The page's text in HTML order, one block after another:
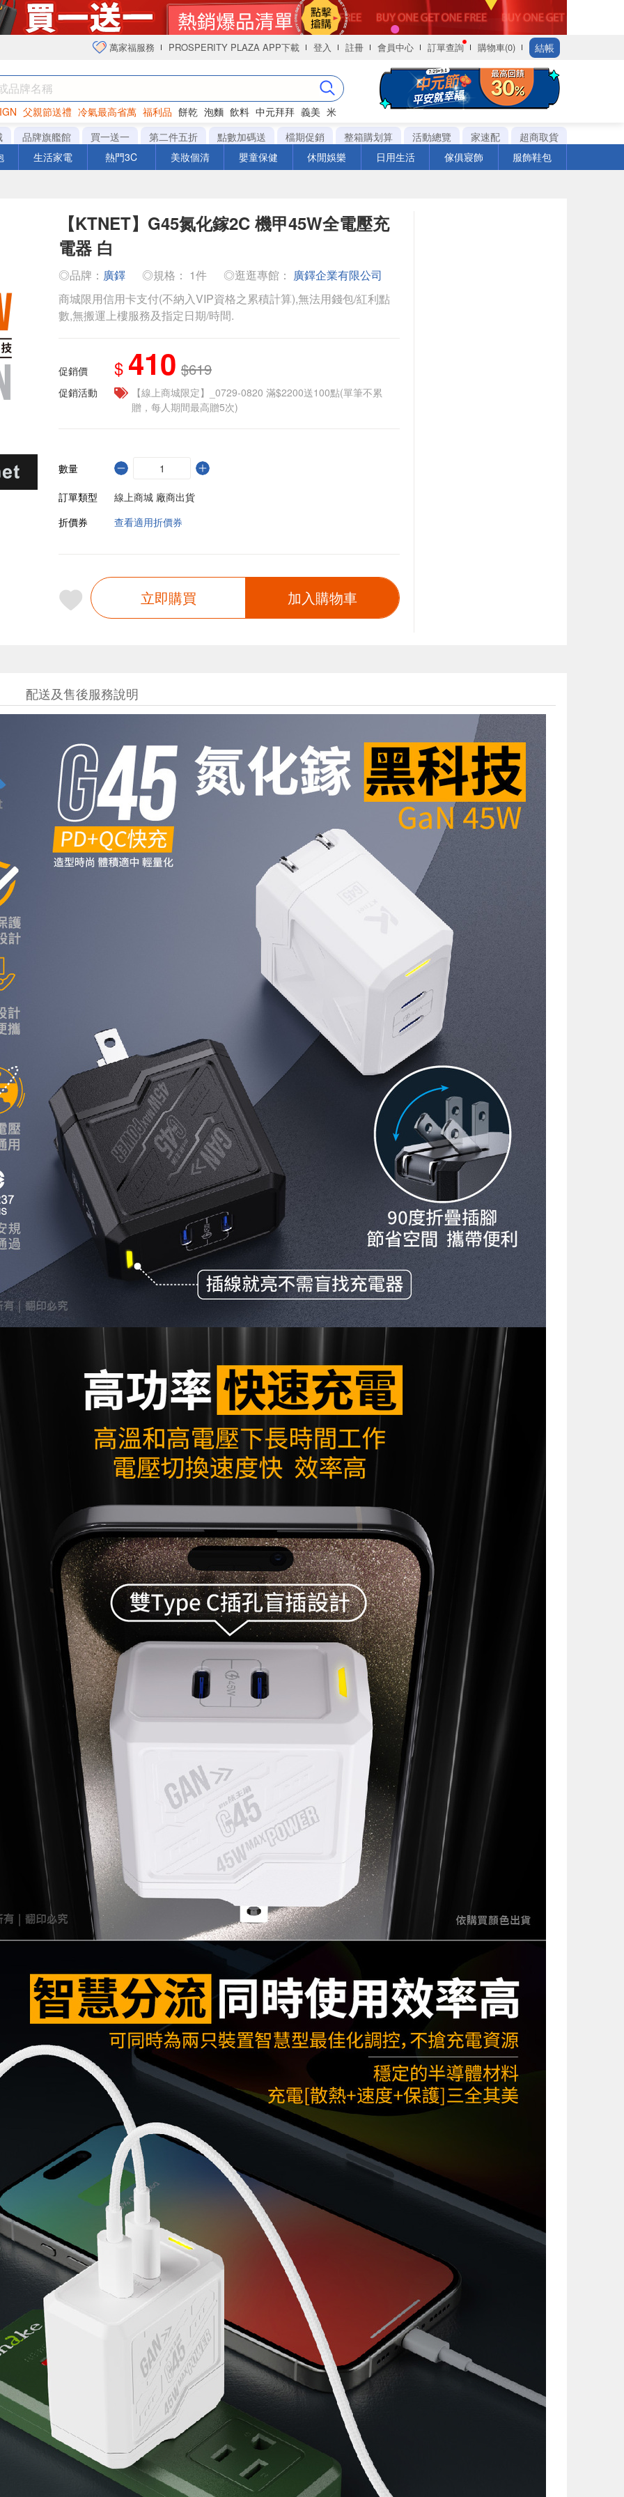
萬家福服務 PROSPERITY PLAZA APP下載 登入 註冊 會員中心 訂單查詢 購物車(0) 結帳
父親節送禮 冷氣最高省萬 福利品 餅乾 泡麵 飲料 中元拜拜 義美 米
衛生紙
品牌旗艦館 買一送一 第二件五折 點數加碼送 檔期促銷 整箱購划算 活動總覽 家速配
超商取貨
生活家電 熱門3C 美妝個清 嬰童保健 休閒娛樂 日用生活 傢俱寢飾 服飾鞋包
【KTNET】G45氮化鎵2C 機甲45W全電壓充
電器 白
◎品牌： 廣鐸 ◎規格： 1件 ◎逛逛專館： 廣鐸企業有限公司
商城限用信用卡支付(不納入VIP資格之累積計算),無法用錢包/紅利點
數,無搬運上樓服務及指定日期/時間.
促銷價 $ 410 $619
促銷活動
【線上商城限定】_0729-0820 滿$2200送100點(單筆不累
贈，每人期間最高贈5次)
數量
訂單類型
線上商城 廠商出貨
折價券
查看適用折價券
立即購買 加入購物車
配送及售後服務說明